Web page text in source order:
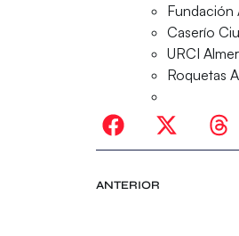
Fundación
Caserío
URCI
Roquetas
ANTERIOR